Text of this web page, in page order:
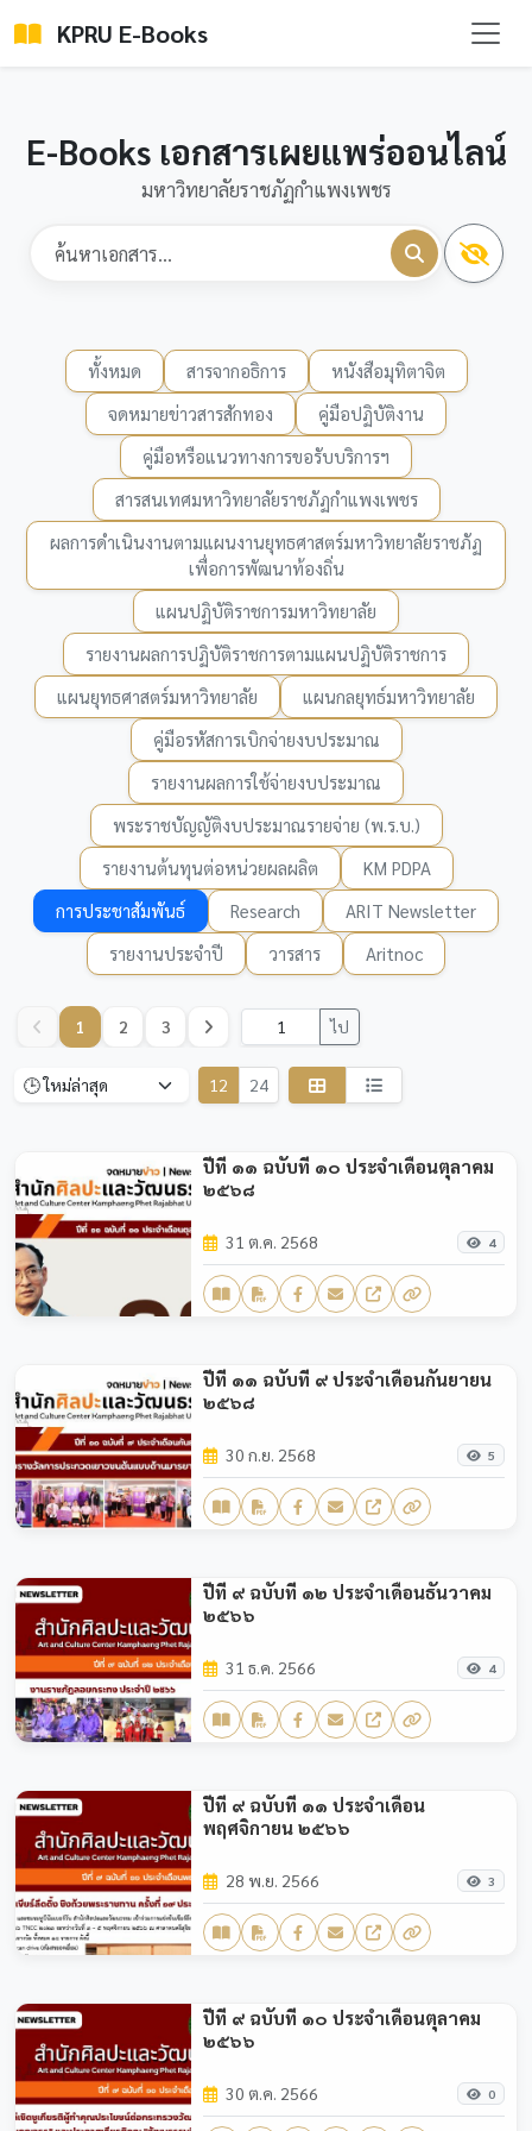
KPRU E-Books
E-Books เอกสารเผยแพร่ออนไลน์
มหาวิทยาลัยราชภัฏกำแพงเพชร
ทั้งหมด สารจากอธิการ
หนังสือมุทิตาจิต
จดหมายข่าวสารสักทอง
คู่มือปฏิบัติงาน
คู่มือหรือแนวทางการขอรับบริการฯ
สารสนเทศมหาวิทยาลัยราชภัฏกำแพงเพชร
ผลการดำเนินงานตามแผนงานยุทธศาสตร์มหาวิทยาลัยราชภัฏ
เพื่อการพัฒนาท้องถิ่น
แผนปฏิบัติราชการมหาวิทยาลัย
รายงานผลการปฏิบัติราชการตามแผนปฏิบัติราชการ
แผนยุทธศาสตร์มหาวิทยาลัย
แผนกลยุทธ์มหาวิทยาลัย
คู่มือรหัสการเบิกจ่ายงบประมาณ
รายงานผลการใช้จ่ายงบประมาณ
พระราชบัญญัติงบประมาณรายจ่าย (พ.ร.บ.)
รายงานต้นทุนต่อหน่วยผลผลิต
KM PDPA
การประชาสัมพันธ์
Research
ARIT Newsletter
รายงานประจำปี
วารสาร Aritnoc
1 2 3 ไป
12 24
ปีที่ ๑๑ ฉบับที่ ๑๐ ประจำเดือนตุลาคม
๒๕๖๘
31 ต.ค. 2568 4
ปีที่ ๑๑ ฉบับที่ ๙ ประจำเดือนกันยายน
๒๕๖๘
30 ก.ย. 2568 5
ปีที่ ๙ ฉบับที่ ๑๒ ประจำเดือนธันวาคม
๒๕๖๖
31 ธ.ค. 2566 4
ปีที่ ๙ ฉบับที่ ๑๑ ประจำเดือน
พฤศจิกายน ๒๕๖๖
28 พ.ย. 2566 3
ปีที่ ๙ ฉบับที่ ๑๐ ประจำเดือนตุลาคม
๒๕๖๖
30 ต.ค. 2566 0